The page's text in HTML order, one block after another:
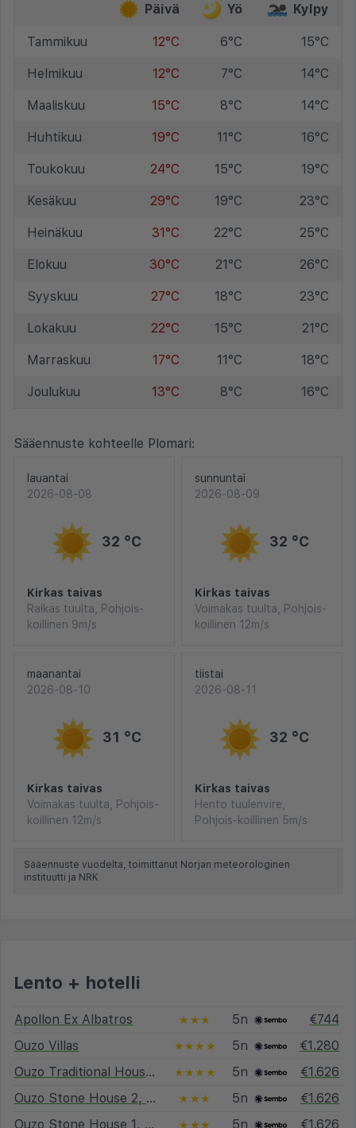
Päivä
Yö Kylpy
Tammikuu 12°C 6°C 15°C
Helmikuu 12°C 7°C 14°C
Maaliskuu 15°C 8°C 14°C
Huhtikuu 19°C 11°C 16°C
Toukokuu 24°C 15°C 19°C
Kesäkuu 29°C 19°C 23°C
Heinäkuu 31°C 22°C 25°C
Elokuu 30°C 21°C 26°C
Syyskuu 27°C 18°C 23°C
Lokakuu 22°C 15°C 21°C
Marraskuu 17°C 11°C 18°C
Joulukuu 13°C 8°C 16°C
Sääennuste kohteelle Plomari:
lauantai
2026-08-08
32 °C
Kirkas taivas
Raikas tuulta, Pohjois-
koillinen 9m/s
sunnuntai
2026-08-09
32 °C
Kirkas taivas
Voimakas tuulta, Pohjois-
koillinen 12m/s
maanantai
2026-08-10
31 °C
Kirkas taivas
Voimakas tuulta, Pohjois-
koillinen 12m/s
tiistai
2026-08-11
32 °C
Kirkas taivas
Hento tuulenvire,
Pohjois-koillinen 5m/s
Sääennuste vuodelta, toimittanut Norjan meteorologinen
instituutti ja NRK
Lento + hotelli
Apollon Ex Albatros ★★★ 5n
€744
Ouzo Villas
★★★★ 5n
€1.280
Ouzo Traditional House with private pool
★★★★ 5n
€1.626
Ouzo Stone House 2, with private pool
★★★ 5n
€1.626
Ouzo Stone House 1, with private pool
★★★ 5n €1.626